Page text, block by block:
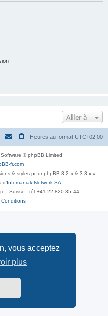
vous acceptez
plus
e
Aller à
Heures au format UTC+02:00
© phpBB Limited
fr.com
& styles pour phpBB 3.2.x & 3.3.x »
d’ Infomaniak Network SA
- Suisse - tél +41 22 820 35 44
Conditions